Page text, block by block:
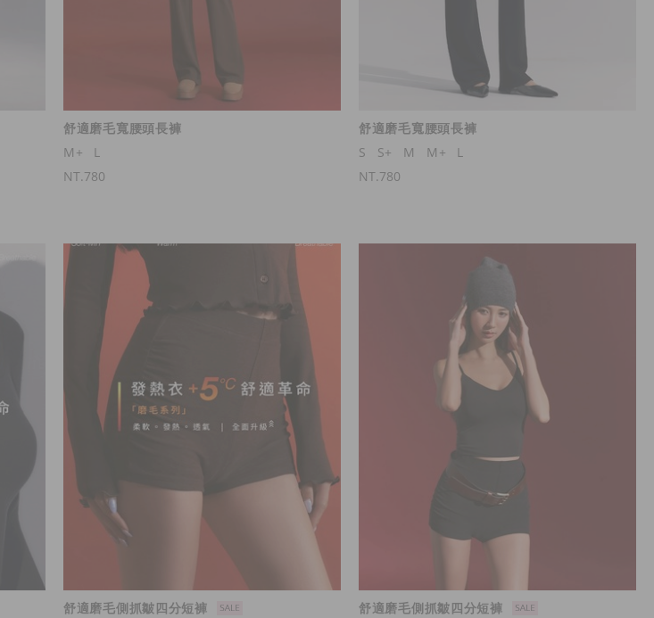
舒適磨毛寬腰頭長褲
M+
L
NT.780
舒適磨毛寬腰頭長褲
S
S+ M M+
L
NT.780
舒適磨毛側抓皺四分短褲 舒適磨毛側抓皺四分短褲